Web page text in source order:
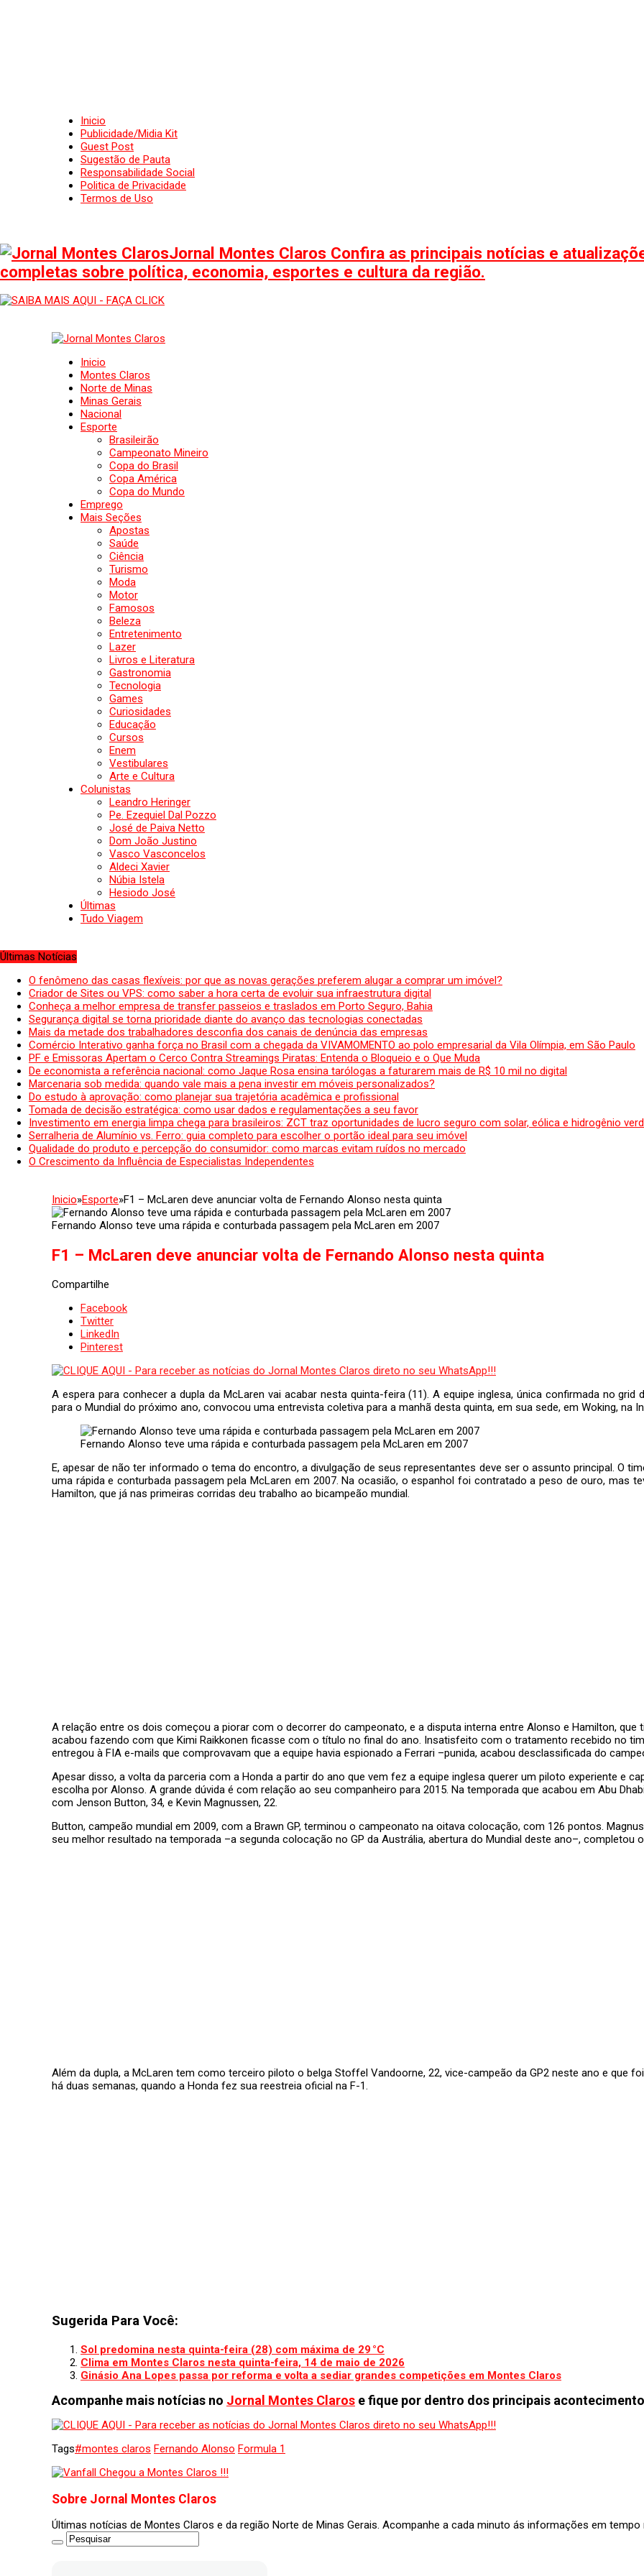
Inicio
Publicidade/Midia Kit
Guest Post
Sugestão de Pauta
Responsabilidade Social
Politica de Privacidade
Termos de Uso
Jornal Montes Claros Confira as principais notícias e
completas sobre política, economia, esportes e cultura da região.
Inicio
Montes Claros
Norte de Minas
Minas Gerais
Nacional
Esporte
Brasileirão
Campeonato Mineiro
Copa do Brasil
Copa América
Copa do Mundo
Emprego
Mais Seções
Apostas
Saúde
Ciência
Turismo
Moda
Motor
Famosos
Beleza
Entretenimento
Lazer
Livros e Literatura
Gastronomia
Tecnologia
Games
Curiosidades
Educação
Cursos
Enem
Vestibulares
Arte e Cultura
Colunistas
Leandro Heringer
Pe. Ezequiel Dal Pozzo
José de Paiva Netto
Dom João Justino
Vasco Vasconcelos
Aldeci Xavier
Núbia Istela
Hesiodo José
Últimas
Tudo Viagem
Últimas Notícias
O fenômeno das casas flexíveis: por que as novas gerações preferem alugar a comprar um imóvel?
Criador de Sites ou VPS: como saber a hora certa de evoluir sua infraestrutura digital
Conheça a melhor empresa de transfer passeios e traslados em Porto Seguro, Bahia
Segurança digital se torna prioridade diante do avanço das tecnologias conectadas
Mais da metade dos trabalhadores desconfia dos canais de denúncia das empresas
Comércio Interativo ganha força no Brasil com a chegada da VIVAMOMENTO ao polo empresarial da Vila Olímpia, em São Paulo
PF e Emissoras Apertam o Cerco Contra Streamings Piratas: Entenda o Bloqueio e o Que Muda
De economista a referência nacional: como Jaque Rosa ensina tarólogas a faturarem mais de R$ 10 mil no digital
Marcenaria sob medida: quando vale mais a pena investir em móveis personalizados?
Do estudo à aprovação: como planejar sua trajetória acadêmica e profissional
Tomada de decisão estratégica: como usar dados e regulamentações a seu favor
Investimento em energia limpa chega para brasileiros: ZCT traz oportunidades de lucro seguro com solar, eólica e hidrogênio
Serralheria de Alumínio vs. Ferro: guia completo para escolher o portão ideal para seu imóvel
Qualidade do produto e percepção do consumidor: como marcas evitam ruídos no mercado
O Crescimento da Influência de Especialistas Independentes
Inicio»Esporte»F1 – McLaren deve anunciar volta de Fernando Alonso nesta quinta
Fernando Alonso teve uma rápida e conturbada passagem pela McLaren em 2007
F1 – McLaren deve anunciar volta de Fernando Alonso nesta quinta
Compartilhe
Facebook
Twitter
LinkedIn
Pinterest
A espera para conhecer a dupla da McLaren vai acabar nesta quinta-feira (11). A equipe inglesa, única confirmada no
para o Mundial do próximo ano, convocou uma entrevista coletiva para a manhã desta quinta, em sua sede, em Woking, na
Fernando Alonso teve uma rápida e conturbada passagem pela McLaren em 2007
E, apesar de não ter informado o tema do encontro, a divulgação de seus representantes deve ser o assunto principal. O
uma rápida e conturbada passagem pela McLaren em 2007. Na ocasião, o espanhol foi contratado a peso de ouro, mas
Hamilton, que já nas primeiras corridas deu trabalho ao bicampeão mundial.
A relação entre os dois começou a piorar com o decorrer do campeonato, e a disputa interna entre Alonso e Hamilton, que
acabou fazendo com que Kimi Raikkonen ficasse com o título no final do ano. Insatisfeito com o tratamento recebido no
entregou à FIA e-mails que comprovavam que a equipe havia espionado a Ferrari –punida, acabou desclassificada do
Apesar disso, a volta da parceria com a Honda a partir do ano que vem fez a equipe inglesa querer um piloto experiente e
escolha por Alonso. A grande dúvida é com relação ao seu companheiro para 2015. Na temporada que acabou em Abu
com Jenson Button, 34, e Kevin Magnussen, 22.
Button, campeão mundial em 2009, com a Brawn GP, terminou o campeonato na oitava colocação, com 126 pontos.
seu melhor resultado na temporada –a segunda colocação no GP da Austrália, abertura do Mundial deste ano–, completou
Além da dupla, a McLaren tem como terceiro piloto o belga Stoffel Vandoorne, 22, vice-campeão da GP2 neste ano e que
há duas semanas, quando a Honda fez sua reestreia oficial na F-1.
Sugerida Para Você:
Sol predomina nesta quinta-feira (28) com máxima de 29 °C
Clima em Montes Claros nesta quinta-feira, 14 de maio de 2026
Ginásio Ana Lopes passa por reforma e volta a sediar grandes competições em Montes Claros
Acompanhe mais notícias no Jornal Montes Claros e fique por dentro dos principais
Tags#montes claros Fernando Alonso Formula 1
Sobre Jornal Montes Claros
Últimas notícias de Montes Claros e da região Norte de Minas Gerais. Acompanhe a cada minuto ás informações em